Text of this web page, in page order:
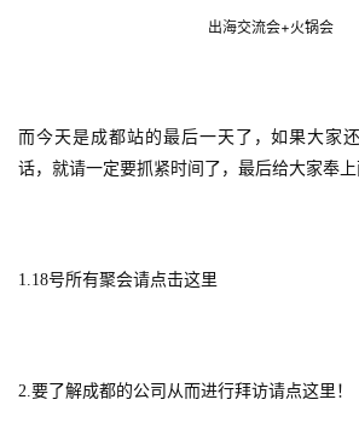
出海交流会+火锅会
而今天是成都站的最后一天了，如果大家
话，就请一定要抓紧时间了，最后给大家奉上
1.18号所有聚会请点击这里
2.要了解成都的公司从而进行拜访请点这里！